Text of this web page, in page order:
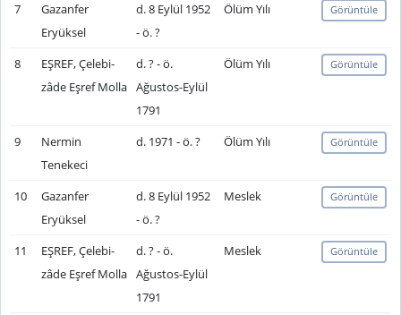
7
Gazanfer
Eryüksel
d. 8 Eylül 1952
- ö. ?
Ölüm Yılı Görüntüle
8
EŞREF, Çelebi-
zâde Eşref Molla
d. ? - ö.
Ağustos-Eylül
1791
Ölüm Yılı Görüntüle
9
Nermin
Tenekeci
d. 1971 - ö. ? Ölüm Yılı Görüntüle
10
Gazanfer
Eryüksel
d. 8 Eylül 1952
- ö. ?
Meslek Görüntüle
11
EŞREF, Çelebi-
zâde Eşref Molla
d. ? - ö.
Ağustos-Eylül
1791
Meslek Görüntüle